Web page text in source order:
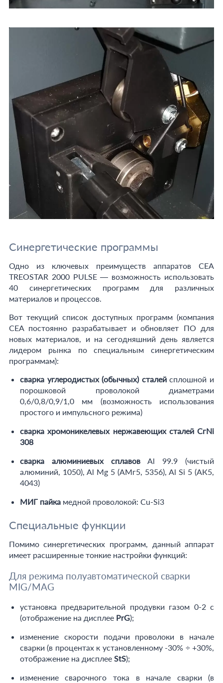
Синергетические программы
Одно из ключевых преимуществ аппаратов CEA
TREOSTAR 2000 PULSE — возможность использовать
40 синергетических программ для различных
материалов и процессов.
Вот текущий список доступных программ (компания
CEA постоянно разрабатывает и обновляет ПО для
новых материалов, и на сегодняшний день является
лидером рынка по специальным синергетическим
программам):
сварка углеродистых (обычных) сталейсплошной и
порошковой проволокой диаметрами
0,6/0,8/0,9/1,0 мм (возможность использования
простого и импульсного режима)
сварка хромоникелевых нержавеющих сталей СгNi
308
сварка алюминиевых сплавовAl 99.9 (чистый
алюминий, 1050), Al Mg 5 (АМг5, 5356), Al Si 5 (АК5,
4043)
МИГ пайкамедной проволокой: Cu-Si3
Специальные функции
Помимо синергетических программ, данный аппарат
имеет расширенные тонкие настройки функций:
Для режима полуавтоматической сварки
MIG/MAG
установка предварительной продувки газом 0-2 с
(отображение на дисплее PrG);
изменение скорости подачи проволоки в начале
сварки (в процентах к установленному -30% ÷ +30%,
отображение на дисплее StS);
изменение сварочного тока в начале сварки (в